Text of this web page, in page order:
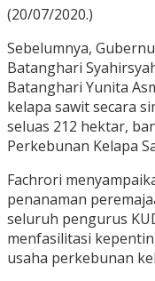
(20/07/2020.)
Sebelumnya,
Batanghari
Batanghari Yunita
kelapa sawit secara
seluas 212 hektar,
Perkebunan Kelapa
Fachrori
penanaman
seluruh pengurus
menfasilitasi
usaha perkebunan